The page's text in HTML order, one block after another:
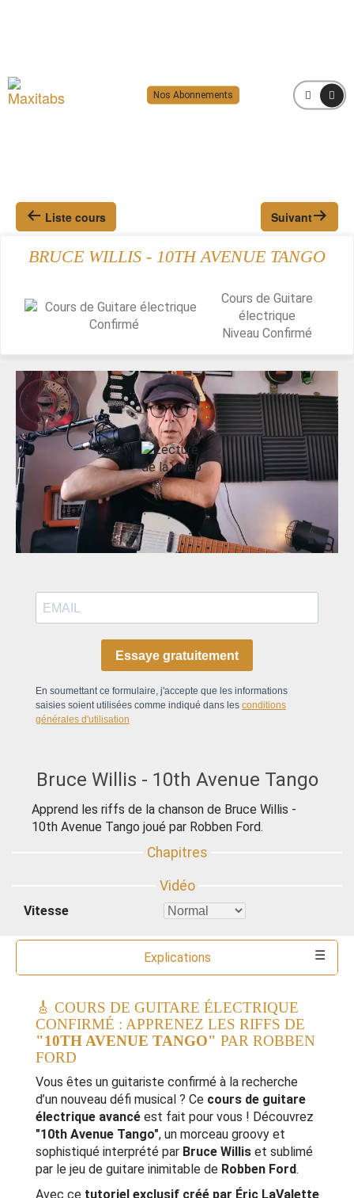
Nos Abonnements MENU
Liste cours Suivant
BRUCE WILLIS - 10TH AVENUE TANGO
Cours de Guitare
électrique
Niveau Confirmé
Essaye gratuitement
En soumettant ce formulaire, j'accepte que les informations
saisies soient utilisées comme indiqué dans les conditions
générales d'utilisation
Bruce Willis - 10th Avenue Tango
Apprend les riffs de la chanson de Bruce Willis -
10th Avenue Tango joué par Robben Ford.
Vitesse
Explications
🎸 COURS DE GUITARE ÉLECTRIQUE
CONFIRMÉ : APPRENEZ LES RIFFS DE
"10TH AVENUE TANGO" PAR ROBBEN
FORD
Vous êtes un guitariste confirmé à la recherche
d’un nouveau défi musical ? Ce cours de guitare
électrique avancé est fait pour vous ! Découvrez
"10th Avenue Tango", un morceau groovy et
sophistiqué interprété par Bruce Willis et sublimé
par le jeu de guitare inimitable de Robben Ford.
Avec ce tutoriel exclusif créé par Éric LaValette